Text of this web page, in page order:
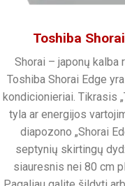
Toshiba
Shorai – japonų kalba
Toshiba Shorai Edge
kondicionieriai. Tikrasis
tyla ar energijos
diapozono „Shorai
septynių skirtingų
siauresnis nei 80 cm